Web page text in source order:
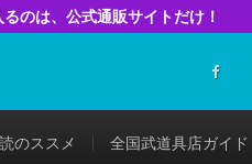
のは、公式通販サイトだけ！
のススメ 全国武道具店ガイ